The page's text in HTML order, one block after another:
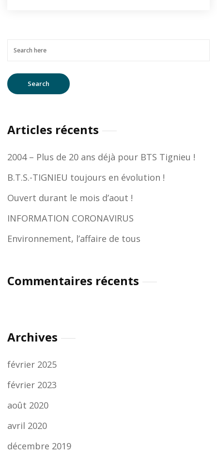
Articles récents
2004 – Plus de 20 ans déjà pour BTS Tignieu !
B.T.S.-TIGNIEU toujours en évolution !
Ouvert durant le mois d’aout !
INFORMATION CORONAVIRUS
Environnement, l’affaire de tous
Commentaires récents
Archives
février 2025
février 2023
août 2020
avril 2020
décembre 2019